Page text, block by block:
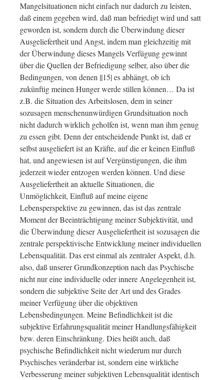
Mangelsituationen nicht einfach nur dadurch zu leisten,
daß einem gegeben wird, daß man befriedigt wird und satt
geworden ist, sondern durch die Überwindung dieser
Ausgeliefertheit und Angst, indem man gleichzeitig mit
der Überwindung dieses Mangels Verfügung gewinnt
über die Quellen der Befriedigung selber, also über die
Bedingungen, von denen ||15| es abhängt, ob ich
zukünftig meinen Hunger werde stillen können… Da ist
z.B. die Situation des Arbeitslosen, dem in seiner
sozusagen menschenunwürdigen Grundsituation noch
nicht dadurch wirklich geholfen ist, wenn man ihm genug
zu essen gibt. Denn der entscheidende Punkt ist, daß er
selbst ausgeliefert ist an Kräfte, auf die er keinen Einfluß
hat, und angewiesen ist auf Vergünstigungen, die ihm
jederzeit wieder entzogen werden können. Und diese
Ausgeliefertheit an aktuelle Situationen, die
Unmöglichkeit, Einfluß auf meine eigene
Lebensperspektive zu gewinnen, das ist das zentrale
Moment der Beeinträchtigung meiner Subjektivität, und
die Überwindung dieser Ausgeliefertheit ist sozusagen die
zentrale perspektivische Entwicklung meiner individuellen
Lebensqualität. Das erst einmal als zentraler Aspekt, d.h.
also, daß unserer Grundkonzeption nach das Psychische
nicht nur eine individuelle oder innere Angelegenheit ist,
sondern die subjektive Seite der Art und des Grades
meiner Verfügung über die objektiven
Lebensbedingungen. Meine Befindlichkeit ist die
subjektive Erfahrungsqualität meiner Handlungsfähigkeit
bzw. deren Einschränkung. Dies heißt auch, daß
psychische Befindlichkeit nicht wiederum nur durch
Psychisches veränderbar ist, sondern eine wirkliche
Verbesserung meiner subjektiven Lebensqualität identisch